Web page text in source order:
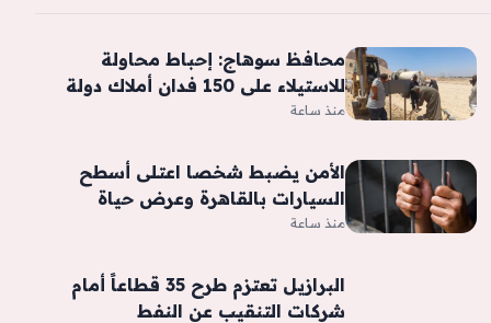
محافظ سوهاج: إحباط محاولة
للاستيلاء على 150 فدان أملاك دولة
إصلاح زراعي بالبلينا| صور
منذ ساعة
​الأمن يضبط شخصا اعتلى أسطح
السيارات بالقاهرة وعرض حياة
المواطنين للخطر
منذ ساعة
البرازيل تعتزم طرح 35 قطاعاً أمام
شركات التنقيب عن النفط